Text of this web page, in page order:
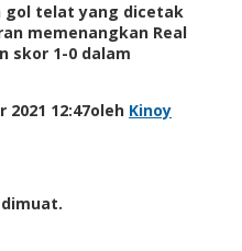
gol telat yang dicetak
memenangkan Real
skor 1-0 dalam
2021 12:47oleh Kinoy